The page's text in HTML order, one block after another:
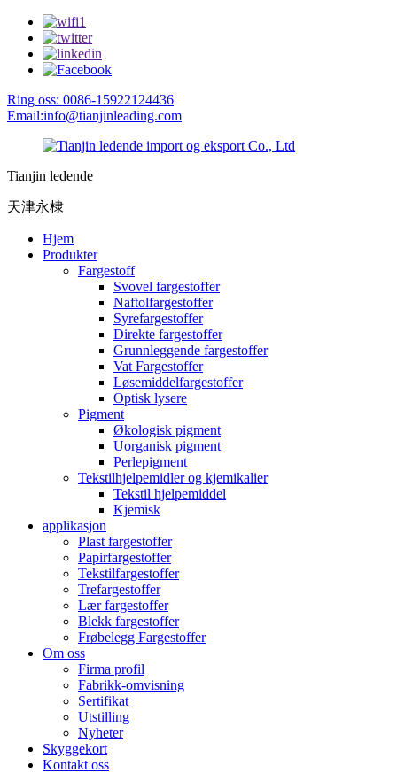
Ring oss: 0086-15922124436
Email:info@tianjinleading.com
Tianjin ledende
天津永棣
Hjem
Produkter
Fargestoff
Svovel fargestoffer
Naftolfargestoffer
Syrefargestoffer
Direkte fargestoffer
Grunnleggende fargestoffer
Vat Fargestoffer
Løsemiddelfargestoffer
Optisk lysere
Pigment
Økologisk pigment
Uorganisk pigment
Perlepigment
Tekstilhjelpemidler og kjemikalier
Tekstil hjelpemiddel
Kjemisk
applikasjon
Plast fargestoffer
Papirfargestoffer
Tekstilfargestoffer
Trefargestoffer
Lær fargestoffer
Blekk fargestoffer
Frøbelegg Fargestoffer
Om oss
Firma profil
Fabrikk-omvisning
Sertifikat
Utstilling
Nyheter
Skyggekort
Kontakt oss